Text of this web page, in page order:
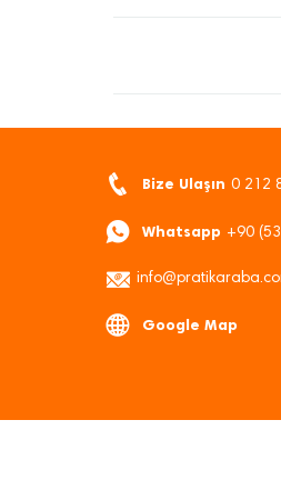
Bize Ulaşın 0 212
Whatsapp +90
Google Map